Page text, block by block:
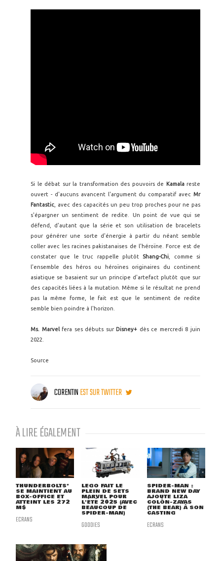
Si le débat sur la transformation des pouvoirs de Kamala reste
ouvert - d'aucuns avancent l'argument du comparatif avec Mr
Fantastic , avec des capacités un peu trop proches pour ne pas
s'épargner un sentiment de redite. Un point de vue qui se
défend, d'autant que la série et son utilisation de bracelets
pour générer une sorte d'énergie à partir du néant semble
coller avec les racines pakistanaises de l'héroïne. Force est de
constater que le truc rappelle plutôt Shang-Chi , comme si
l'ensemble des héros ou héroïnes originaires du continent
asiatique se basaient sur un principe d'artefact plutôt que sur
des capacités liées à la mutation. Même si le résultat ne prend
pas la même forme, le fait est que le sentiment de redite
semble bien poindre à l'horizon.
Ms. Marvelfera ses débuts sur Disney+ dès ce mercredi 8 juin
2022.
Source
CORENTINEST SUR TWITTER
À LIRE ÉGALEMENT
THUNDERBOLTS*
SE MAINTIENT AU
BOX-OFFICE ET
ATTEINT LES 272
M$
ECRANS
LEGO FAIT LE
PLEIN DE SETS
MARVEL POUR
L'ÉTÉ 2025 (AVEC
BEAUCOUP DE
SPIDER-MAN)
GOODIES
SPIDER-MAN :
BRAND NEW DAY
AJOUTE LIZA
COLÓN-ZAYAS
(THE BEAR) À SON
CASTING
ECRANS